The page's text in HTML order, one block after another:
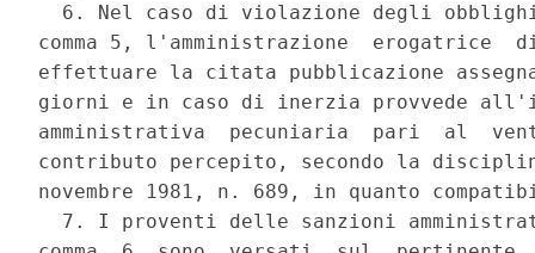
6. Nel caso di violazione degli
comma 5, l'amministrazione
effettuare la citata pubblicazione
giorni e in caso di inerzia provvede
amministrativa  pecuniaria  pari  al
contributo percepito, secondo la
novembre 1981, n. 689, in quanto
7. I proventi delle sanzioni